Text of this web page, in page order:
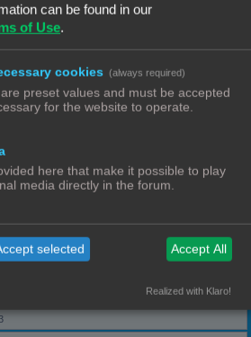
Robbel2005
can be found in our
of Use.
cookies (always required)
preset values and must be accepted
for the website to operate.
here that make it possible to play
media directly in the forum.
selected Accept All
Realized with Klaro!